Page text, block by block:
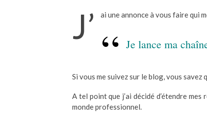
J’ ai une annonce à vous faire qui
Je lance ma
Si vous me suivez sur le blog, vous savez
A tel point que j’ai décidé d’étendre
monde professionnel.